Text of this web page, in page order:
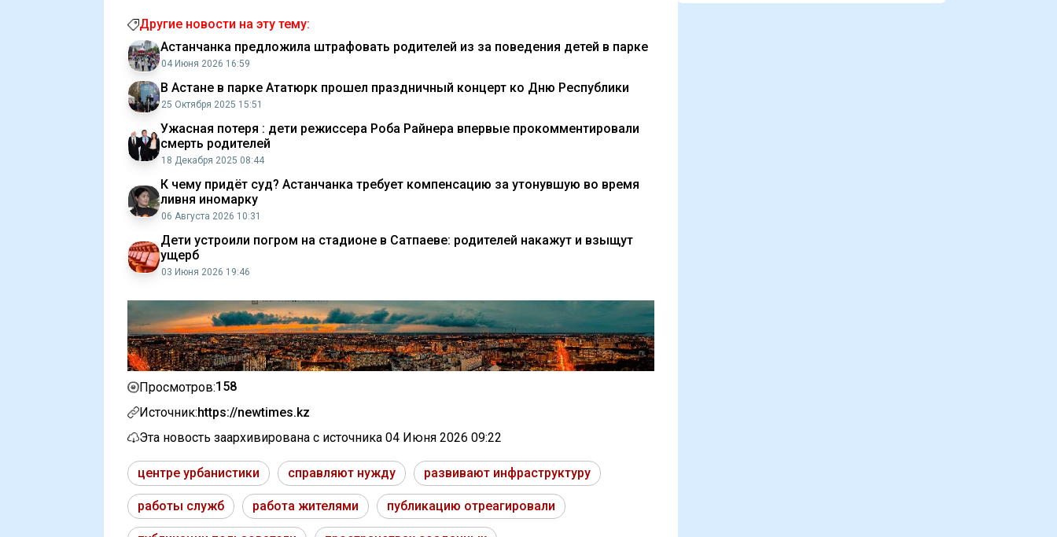
Другие новости на эту тему:
Астанчанка предложила штрафовать родителей из за поведения детей в парке
04 Июня 2026 16:59
В Астане в парке Ататюрк прошел праздничный концерт ко Дню Республики
25 Октября 2025 15:51
Ужасная потеря : дети режиссера Роба Райнера впервые прокомментировали
смерть родителей
18 Декабря 2025 08:44
К чему придёт суд? Астанчанка требует компенсацию за утонувшую во время
ливня иномарку
06 Августа 2026 10:31
Дети устроили погром на стадионе в Сатпаеве: родителей накажут и взыщут
ущерб
03 Июня 2026 19:46
Просмотров:158
Источник:https://newtimes.kz
Эта новость заархивирована с источника 04 Июня 2026 09:22
центре урбанистики справляют нужду развивают инфраструктуру
работы служб работа жителями публикацию отреагировали